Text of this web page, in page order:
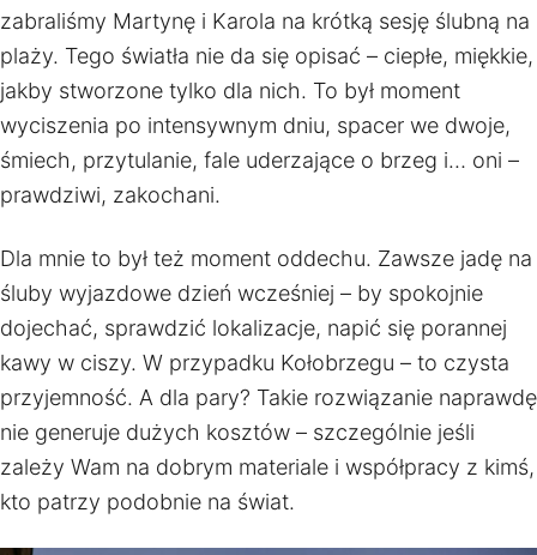
zabraliśmy Martynę i Karola na krótką sesję ślubną na
plaży. Tego światła nie da się opisać – ciepłe, miękkie,
jakby stworzone tylko dla nich. To był moment
wyciszenia po intensywnym dniu, spacer we dwoje,
śmiech, przytulanie, fale uderzające o brzeg i… oni –
prawdziwi, zakochani.
Dla mnie to był też moment oddechu. Zawsze jadę na
śluby wyjazdowe dzień wcześniej – by spokojnie
dojechać, sprawdzić lokalizacje, napić się porannej
kawy w ciszy. W przypadku Kołobrzegu – to czysta
przyjemność. A dla pary? Takie rozwiązanie naprawdę
nie generuje dużych kosztów – szczególnie jeśli
zależy Wam na dobrym materiale i współpracy z kimś,
kto patrzy podobnie na świat.